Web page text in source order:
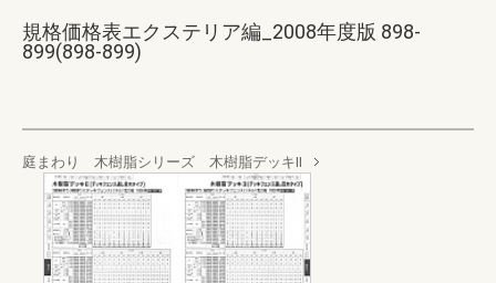
規格価格表エクステリア編_2008年度版 898-
899(898-899)
庭まわり 木樹脂シリーズ 木樹脂デッキⅡ